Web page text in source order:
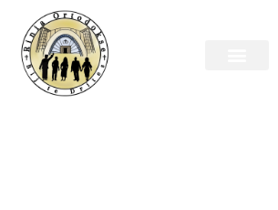
i ditës – 03 Shkurt